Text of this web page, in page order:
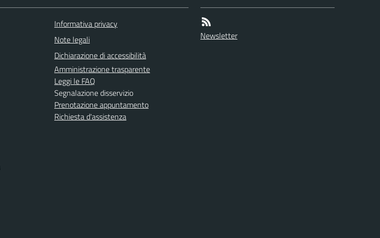
Informativa privacy
Note legali
Dichiarazione di accessibilità
Amministrazione trasparente
Leggi le FAQ
Segnalazione disservizio
Prenotazione appuntamento
Richiesta d'assistenza
Newsletter